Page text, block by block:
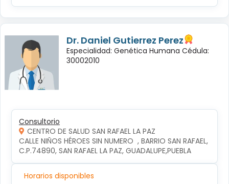
Dr. Daniel Gutierrez Perez
Especialidad: Genética Humana Cédula:
30002010
Consultorio
CENTRO DE SALUD SAN RAFAEL LA PAZ
CALLE NIÑOS HÉROES SIN NUMERO  , BARRIO SAN RAFAEL,
C.P.74890, SAN RAFAEL LA PAZ, GUADALUPE,PUEBLA
Horarios disponibles